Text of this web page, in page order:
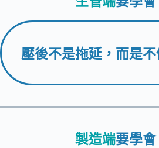
壓後不是拖延，而是
製造端要學會